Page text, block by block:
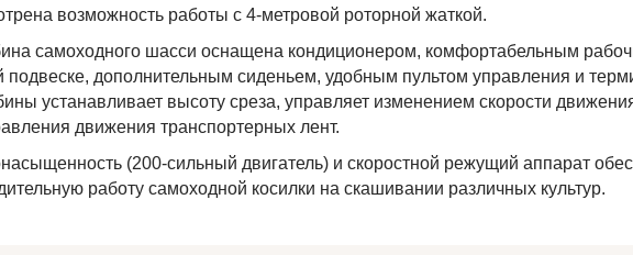
возможность работы с 4-метровой роторной жаткой.
самоходного шасси оснащена кондиционером, комфортабельным
подвеске, дополнительным сиденьем, удобным пультом управления и
устанавливает высоту среза, управляет изменением скорости
движения транспортерных лент.
(200-сильный двигатель) и скоростной режущий аппарат
работу самоходной косилки на скашивании различных культур.